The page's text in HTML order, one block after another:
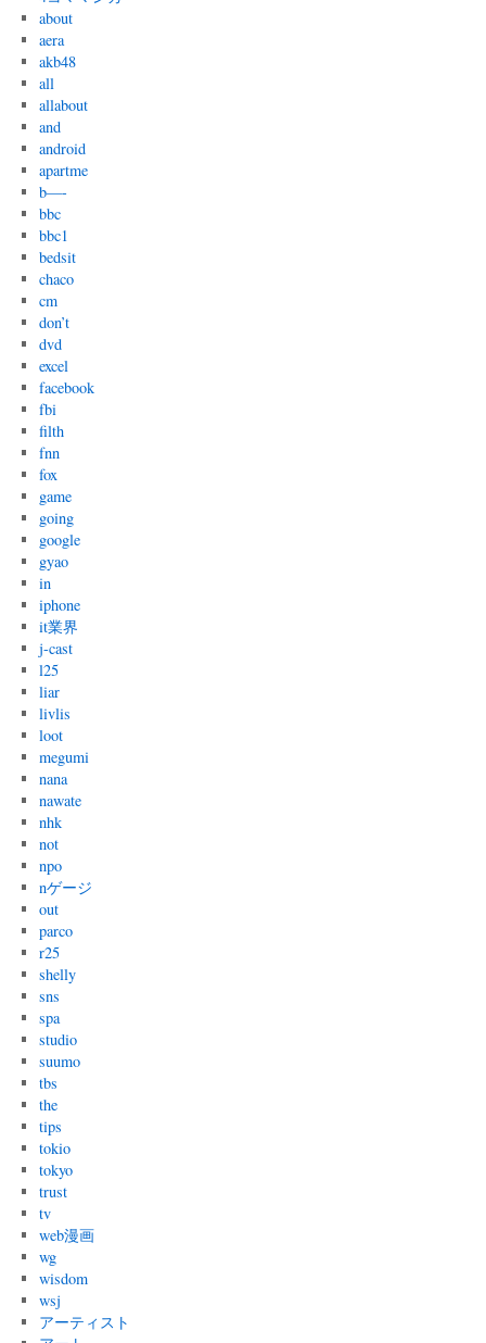
about
aera
akb48
all
allabout
and
android
apartme
b—-
bbc
bbc1
bedsit
chaco
cm
don’t
dvd
excel
facebook
fbi
filth
fnn
fox
game
going
google
gyao
in
iphone
it業界
j-cast
l25
liar
livlis
loot
megumi
nana
nawate
nhk
not
npo
nゲージ
out
parco
r25
shelly
sns
spa
studio
suumo
tbs
the
tips
tokio
tokyo
trust
tv
web漫画
wg
wisdom
wsj
アーティスト